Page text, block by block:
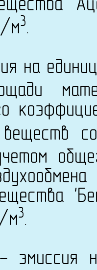
м3.
на
веществ
м3.
эмиссия